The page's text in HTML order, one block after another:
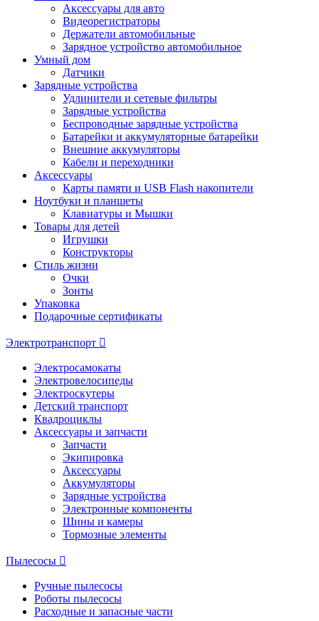
Аксессуары для авто
Видеорегистраторы
Держатели автомобильные
Зарядное устройство автомобильное
Умный дом
Датчики
Зарядные устройства
Удлинители и сетевые фильтры
Зарядные устройства
Беспроводные зарядные устройства
Батарейки и аккумуляторные батарейки
Внешние аккумуляторы
Кабели и переходники
Аксессуары
Карты памяти и USB Flash накопители
Ноутбуки и планшеты
Клавиатуры и Мышки
Товары для детей
Игрушки
Конструкторы
Стиль жизни
Очки
Зонты
Упаковка
Подарочные сертификаты
Электротранспорт
Электросамокаты
Электровелосипеды
Электроскутеры
Детский транспорт
Квадроциклы
Аксессуары и запчасти
Запчасти
Экипировка
Аксессуары
Аккумуляторы
Зарядные устройства
Электронные компоненты
Шины и камеры
Тормозные элементы
Пылесосы
Ручные пылесосы
Роботы пылесосы
Расходные и запасные части